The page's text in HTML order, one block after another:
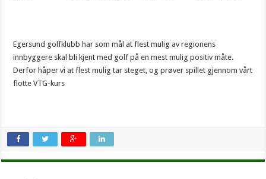
Egersund golfklubb har som mål at flest mulig av regionens
innbyggere skal bli kjent med golf på en mest mulig positiv måte.
Derfor håper vi at flest mulig tar steget, og prøver spillet gjennom vårt
flotte VTG-kurs